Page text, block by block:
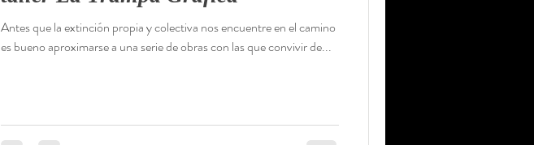
Antes que la extinción propia y colectiva nos encuentre en el camino
es bueno aproximarse a una serie de obras con las que convivir de...